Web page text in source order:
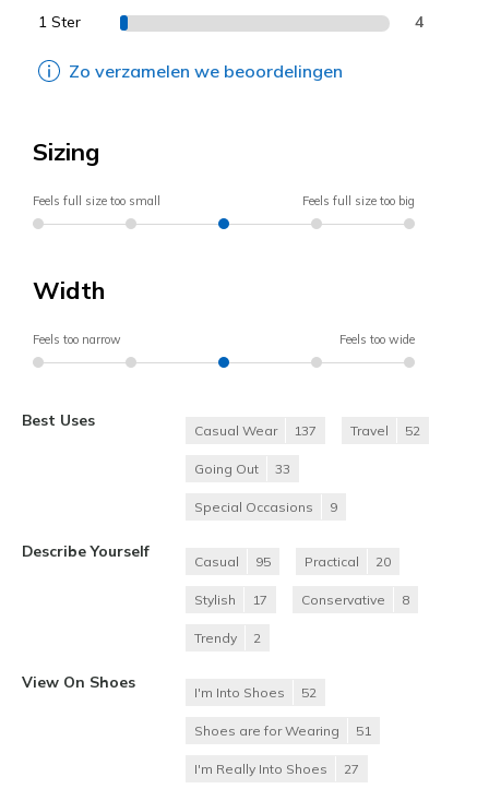
1 Ster 4
Zo verzamelen we beoordelingen
Sizing
Feels full size too small Feels full size too big
Width
Feels too narrow Feels too wide
Best Uses
Casual Wear 137 Travel 52
Going Out 33
Special Occasions 9
Describe Yourself
Casual 95 Practical 20
Stylish 17 Conservative 8
Trendy 2
View On Shoes
I'm Into Shoes 52
Shoes are for Wearing 51
I'm Really Into Shoes 27